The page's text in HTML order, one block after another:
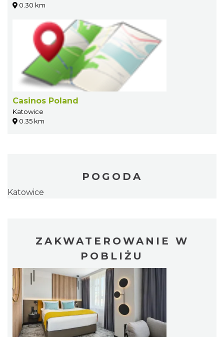
0.30 km
Casinos Poland
Katowice
0.35 km
POGODA
Katowice
ZAKWATEROWANIE W
POBLIŻU